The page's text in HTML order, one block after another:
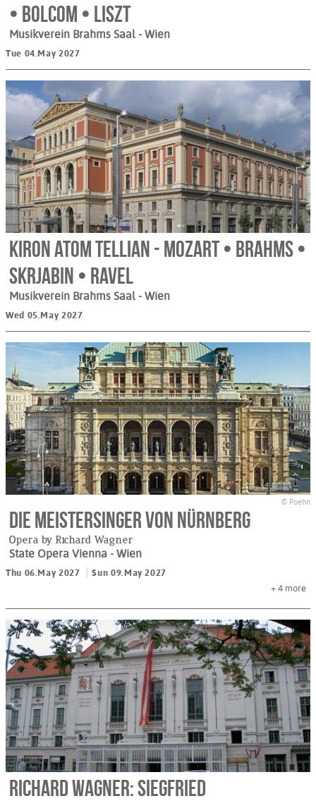
• Bolcom • Liszt
Musikverein Brahms Saal - Wien
Tue 04.May 2027
Kiron Atom Tellian - Mozart • Brahms •
Skrjabin • Ravel
Musikverein Brahms Saal - Wien
Wed 05.May 2027
© Poehn
Die Meistersinger von Nürnberg
Opera by Richard Wagner
State Opera Vienna - Wien
Thu 06.May 2027
Sun 09.May 2027
+ 4 more
Richard Wagner: Siegfried